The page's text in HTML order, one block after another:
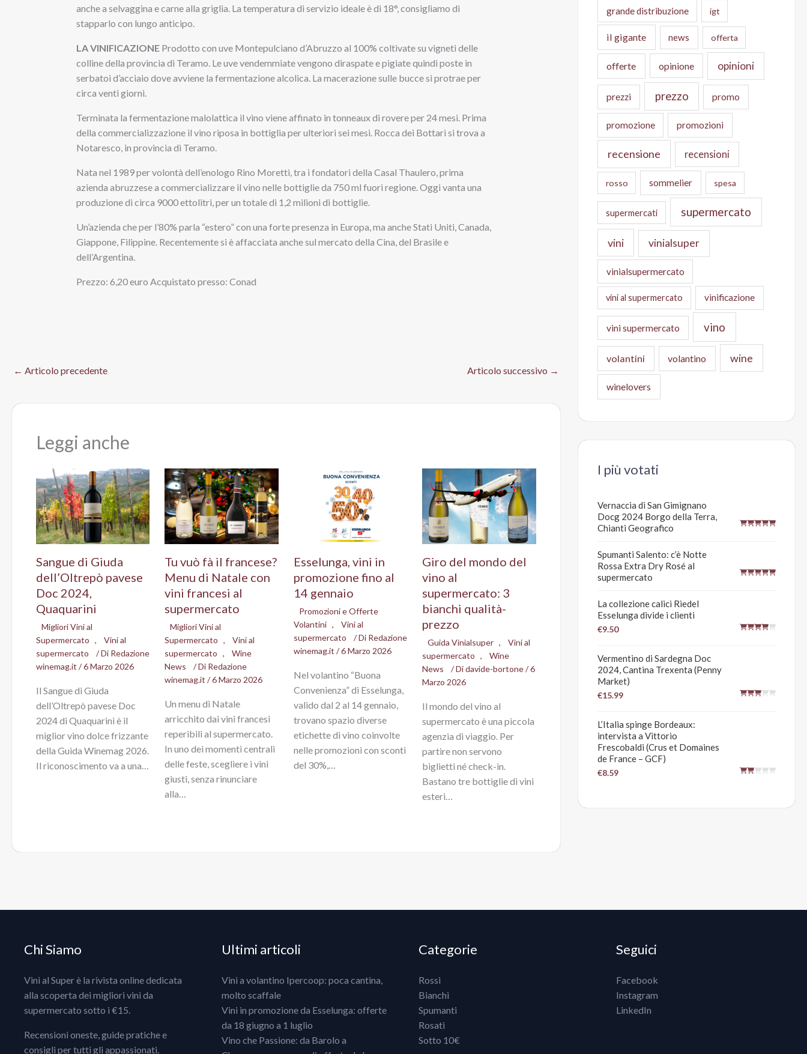
anche a selvaggina e carne alla griglia. La temperatura di servizio ideale è di 18°, consigliamo di
stapparlo con lungo anticipo.
LA VINIFICAZIONEProdotto con uve Montepulciano d’Abruzzo al 100% coltivate su vigneti delle
colline della provincia di Teramo. Le uve vendemmiate vengono diraspate e pigiate quindi poste in
serbatoi d’acciaio dove avviene la fermentazione alcolica. La macerazione sulle bucce si protrae per
circa venti giorni.
Terminata la fermentazione malolattica il vino viene affinato in tonneaux di rovere per 24 mesi. Prima
della commercializzazione il vino riposa in bottiglia per ulteriori sei mesi. Rocca dei Bottari si trova a
Notaresco, in provincia di Teramo.
Nata nel 1989 per volontà dell’enologo Rino Moretti, tra i fondatori della Casal Thaulero, prima
azienda abruzzese a commercializzare il vino nelle bottiglie da 750 ml fuori regione. Oggi vanta una
produzione di circa 9000 ettolitri, per un totale di 1,2 milioni di bottiglie.
Un’azienda che per l’80% parla “estero” con una forte presenza in Europa, ma anche Stati Uniti, Canada,
Giappone, Filippine. Recentemente si è affacciata anche sul mercato della Cina, del Brasile e
dell’Argentina.
Prezzo: 6,20 euro Acquistato presso: Conad
← Articolo precedente Articolo successivo →
Leggi anche
Sangue di Giuda
dell’Oltrepò pavese
Doc 2024,
Quaquarini
Migliori Vini al
Supermercato ,
Vini al
supermercato
/ Di Redazione
winemag.it /6 Marzo 2026
Il Sangue di Giuda
dell’Oltrepò pavese Doc
2024 di Quaquarini è il
miglior vino dolce frizzante
della Guida Winemag 2026.
Il riconoscimento va a una…
Tu vuò fà il francese?
Menu di Natale con
vini francesi al
supermercato
Migliori Vini al
Supermercato
,
Vini al
supermercato
,
Wine
News
/ Di Redazione
winemag.it/6 Marzo 2026
Un menu di Natale
arricchito dai vini francesi
reperibili al supermercato.
In uno dei momenti centrali
delle feste, scegliere i vini
giusti, senza rinunciare
alla…
Esselunga, vini in
promozione fino al
14 gennaio
Promozioni e Offerte
Volantini ,
Vini al
supermercato
/ Di Redazione
winemag.it /6 Marzo 2026
Nel volantino “Buona
Convenienza” di Esselunga,
valido dal 2 al 14 gennaio,
trovano spazio diverse
etichette di vino coinvolte
nelle promozioni con sconti
del 30%,…
Giro del mondo del
vino al
supermercato: 3
bianchi qualità-
prezzo
Guida Vinialsuper ,
Vini al
supermercato
,
Wine
News
/ Didavide-bortone/6
Marzo 2026
Il mondo del vino al
supermercato è una piccola
agenzia di viaggio. Per
partire non servono
biglietti né check-in.
Bastano tre bottiglie di vini
esteri…
grande distribuzione igt
il gigante news offerta
offerte opinione opinioni
prezzi prezzo promo
promozione promozioni
recensione recensioni
rosso sommelier spesa
supermercati supermercato
vini vinialsuper
vinialsupermercato
vini al supermercato vinificazione
vini supermercato vino
volantini volantino wine
winelovers
I più votati
Vernaccia di San Gimignano
Docg 2024 Borgo della Terra,
Chianti Geografico
Spumanti Salento: c’è Notte
Rossa Extra Dry Rosé al
supermercato
La collezione calici Riedel
Esselunga divide i clienti
€9.50
Vermentino di Sardegna Doc
2024, Cantina Trexenta (Penny
Market)
€15.99
L’Italia spinge Bordeaux:
intervista a Vittorio
Frescobaldi (Crus et Domaines
de France – GCF)
€8.59
Chi Siamo
Vini al Super è la rivista online dedicata
alla scoperta dei migliori vini da
supermercato sotto i €15.
Recensioni oneste, guide pratiche e
consigli per tutti gli appassionati.
Ultimi articoli
Vini a volantino Ipercoop: poca cantina,
molto scaffale
Vini in promozione da Esselunga: offerte
da 18 giugno a 1 luglio
Vino che Passione: da Barolo a
Categorie
Rossi
Bianchi
Spumanti
Rosati
Sotto 10€
Seguici
Facebook
Instagram
LinkedIn